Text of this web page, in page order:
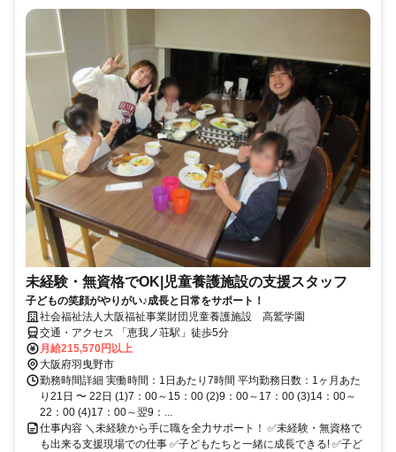
未経験・無資格でOK|児童養護施設の支援スタッフ
子どもの笑顔がやりがい♪成長と日常をサポート！
社会福祉法人大阪福祉事業財団児童養護施設 高鷲学園
交通・アクセス 「恵我ノ荘駅」徒歩5分
月給215,570円以上
大阪府羽曳野市
勤務時間詳細 実働時間：1日あたり7時間 平均勤務日数：1ヶ月あた
り21日 〜 22日 (1)7：00～15：00 (2)9：00～17：00 (3)14：00～
22：00 (4)17：00～翌9：...
仕事内容 ＼未経験から手に職を全力サポート！ ✅未経験・無資格で
も出来る支援現場での仕事 ✅子どもたちと一緒に成長できる! ✅子ど